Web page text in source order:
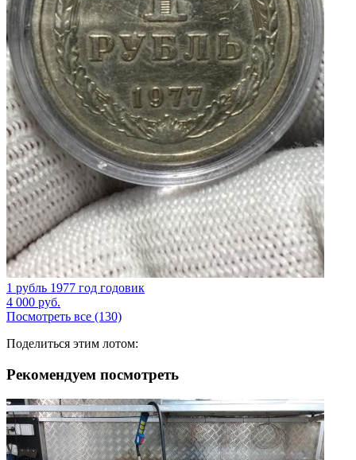
1 рубль 1977 год годовик
4 000 руб.
Посмотреть все (130)
Поделиться этим лотом:
Рекомендуем посмотреть